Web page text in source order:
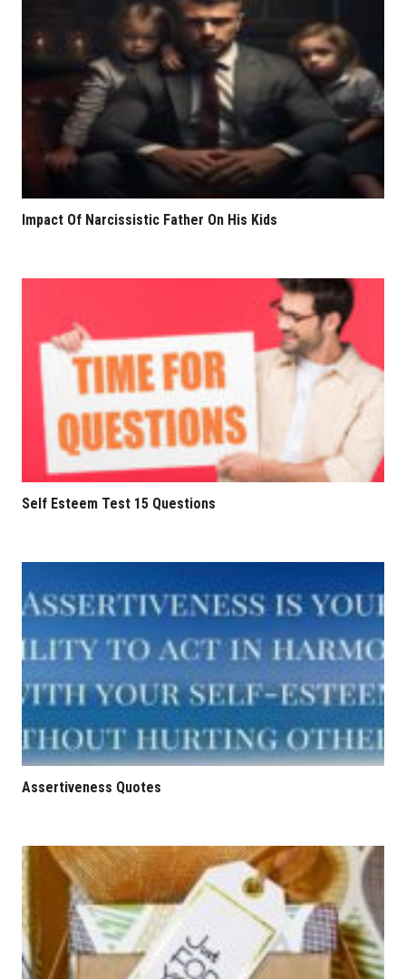
Impact Of Narcissistic Father On His Kids
Self Esteem Test 15 Questions
Assertiveness Quotes